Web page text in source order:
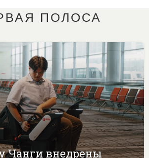
ПОЛОСА
Чанги внедрены